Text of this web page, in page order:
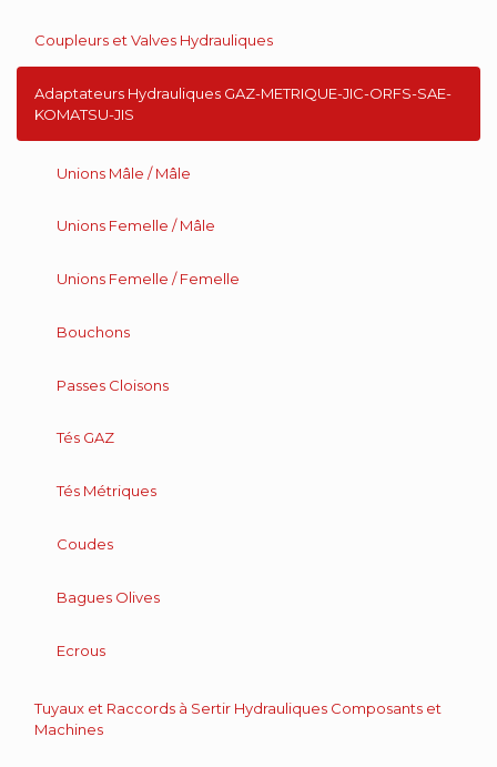
Coupleurs et Valves Hydrauliques
Adaptateurs Hydrauliques GAZ-METRIQUE-JIC-ORFS-SAE-
KOMATSU-JIS
Unions Mâle / Mâle
Unions Femelle / Mâle
Unions Femelle / Femelle
Bouchons
Passes Cloisons
Tés GAZ
Tés Métriques
Coudes
Bagues Olives
Ecrous
Tuyaux et Raccords à Sertir Hydrauliques Composants et
Machines